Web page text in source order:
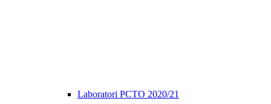
Laboratori PCTO 2020/21